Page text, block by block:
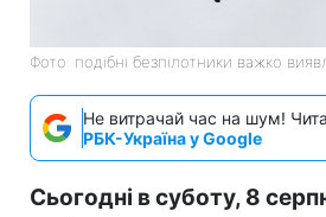
Фото: подібні безпілотники важко
Не витрачай час на шум!
РБК-Україна у Google
Сьогодні в суботу, 8